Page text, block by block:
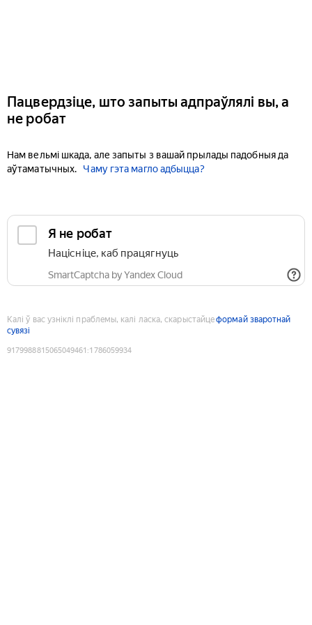
Пацвердзіце, што запыты адпраўлялі вы, а
не робат
Нам вельмі шкада, але запыты з вашай прылады падобныя да
аўтаматычных.
Чаму гэта магло адбыцца?
Я не робат
Націсніце, каб працягнуць
SmartCaptcha by Yandex Cloud
Калі ў вас узніклі праблемы, калі ласка, скарыстайцеформай зваротнай
сувязі
9179988815065049461 :1786059934